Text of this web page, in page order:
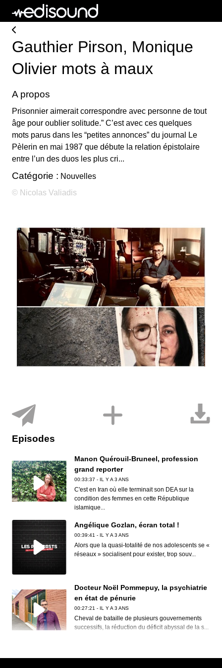
Gauthier Pirson, Monique
Olivier mots à maux
A propos
Prisonnier aimerait correspondre avec personne de tout
âge pour oublier solitude.” C’est avec ces quelques
mots parus dans les “petites annonces” du journal Le
Pèlerin en mai 1987 que débute la relation épistolaire
entre l’un des duos les plus cri...
Catégorie : Nouvelles
© Nicolas Valiadis
Episodes
Manon Quérouil-Bruneel, profession
grand reporter
00:33:37 - IL Y A 3 ANS
C'est en Iran où elle terminait son DEA sur la
condition des femmes en cette République
islamique...
Angélique Gozlan, écran total !
00:39:41 - IL Y A 3 ANS
Alors que la quasi-totalité de nos adolescents se «
réseaux » socialisent pour exister, trop souv...
Docteur Noël Pommepuy, la psychiatrie
en état de pénurie
00:27:21 - IL Y A 3 ANS
Cheval de bataille de plusieurs gouvernements
successifs, la réduction du déficit abyssal de la s...